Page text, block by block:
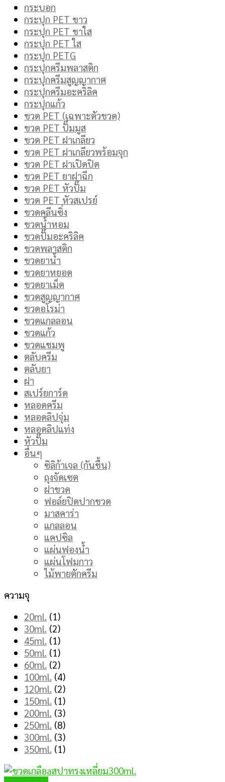
กระบอก
กระปุก PET ขาว
กระปุก PET ชาใส
กระปุก PET ใส
กระปุก PETG
กระปุกครีมพลาสติก
กระปุกครีมสูญญากาศ
กระปุกครีมอะคริลิค
กระปุกแก้ว
ขวด PET (เฉพาะตัวขวด)
ขวด PET ปั๊มมูส
ขวด PET ฝาเกลียว
ขวด PET ฝาเกลียวพร้อมจุก
ขวด PET ฝาเปิดปิด
ขวด PET ยาฝาฉีก
ขวด PET หัวปั๊ม
ขวด PET หัวสเปรย์
ขวดคลีนซิ่ง
ขวดน้ำหอม
ขวดปั๊มอะคริลิค
ขวดพลาสติก
ขวดยาน้ำ
ขวดยาหยอด
ขวดยาเม็ด
ขวดสูญญากาศ
ขวดอโรม่า
ขวดแกลลอน
ขวดแก้ว
ขวดแชมพู
ตลับครีม
ตลับยา
ฝา
สเปร์ยการ์ด
หลอดครีม
หลอดลิปจุ่ม
หลอดลิปแท่ง
หัวปั๊ม
อื่นๆ
ซิลิก้าเจล (กันชื้น)
ถุงจัดเซต
ฝาขวด
ฟอล์ยปิดปากขวด
มาสคาร่า
แกลลอน
แคปซิล
แผ่นฟองน้ำ
แผ่นโฟมกาว
ไม้พายตักครีม
ความจุ
20ml. (1)
30ml. (2)
45ml. (1)
50ml. (1)
60ml. (2)
100ml. (4)
120ml. (2)
150ml. (1)
200ml. (3)
250ml. (8)
300ml. (3)
350ml. (1)